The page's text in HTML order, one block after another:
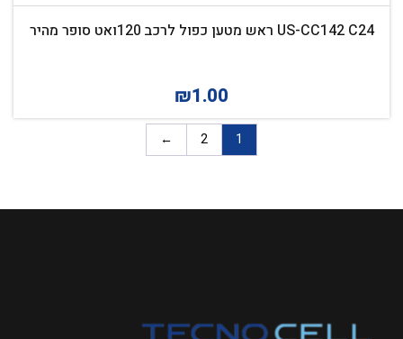
US-CC142 C24 ראש מטען כפול לרכב 120ואט סופר מהיר
₪1.00
1
2
←